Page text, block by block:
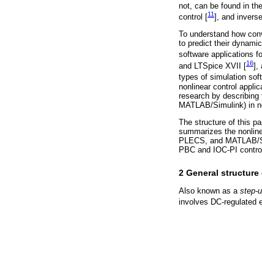
not, can be found in
control [11], and
To understand how
to predict their
software applications
and LTSpice XVII [16],
types of simulation
nonlinear control
research by
MATLAB/Simulink) in
The structure of this
summarizes the
PLECS, and
PBC and IOC-PI
2 General
Also known as a step-
involves DC-regulated